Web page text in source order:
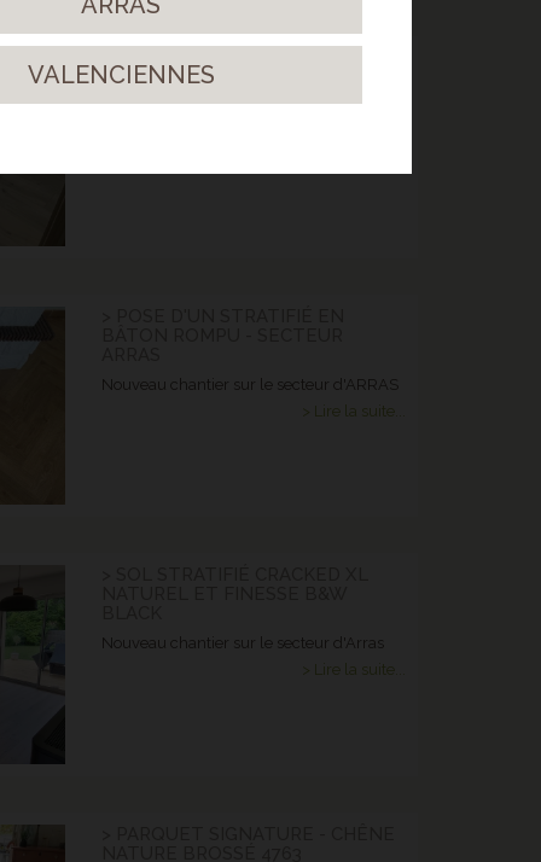
NATURAL
Un sol clair et surtout résistant !
Nouveau chantier sur le secteur d'ARRAS
> Lire la suite...
Nouveau chantier sur le secteur d'Arras
> Lire la suite...
VALENCIENNES